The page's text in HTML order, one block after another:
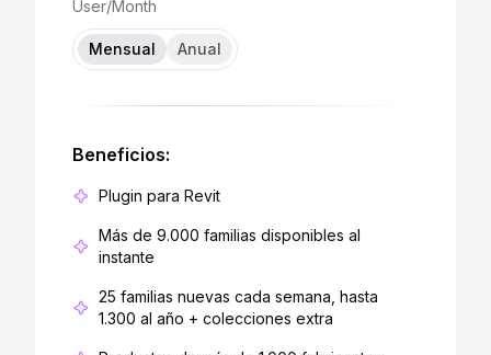
User/Month
Mensual Anual
Beneficios:
Plugin para Revit
Más de 9.000 familias disponibles al
instante
25 familias nuevas cada semana, hasta
1.300 al año + colecciones extra